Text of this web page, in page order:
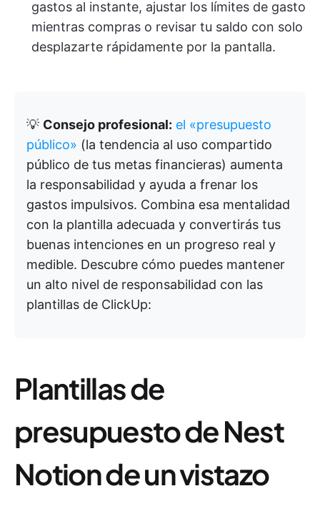
gastos al instante, ajustar los límites de gasto
mientras compras o revisar tu saldo con solo
desplazarte rápidamente por la pantalla.
💡 Consejo profesional: el «presupuesto
público» (la tendencia al uso compartido
público de tus metas financieras) aumenta
la responsabilidad y ayuda a frenar los
gastos impulsivos. Combina esa mentalidad
con la plantilla adecuada y convertirás tus
buenas intenciones en un progreso real y
medible. Descubre cómo puedes mantener
un alto nivel de responsabilidad con las
plantillas de ClickUp:
Plantillas de
presupuesto de Nest
Notion de un vistazo